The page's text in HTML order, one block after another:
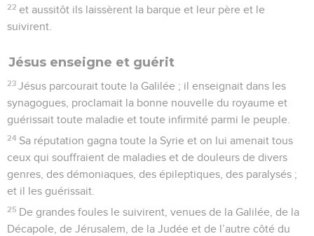
22 et aussitôt ils laissèrent la barque et leur père et le
suivirent.
Jésus enseigne et guérit
23 Jésus parcourait toute la Galilée ; il enseignait dans les
synagogues, proclamait la bonne nouvelle du royaume et
guérissait toute maladie et toute infirmité parmi le peuple.
24 Sa réputation gagna toute la Syrie et on lui amenait tous
ceux qui souffraient de maladies et de douleurs de divers
genres, des démoniaques, des épileptiques, des paralysés ;
et il les guérissait.
25 De grandes foules le suivirent, venues de la Galilée, de la
Décapole, de Jérusalem, de la Judée et de l’autre côté du